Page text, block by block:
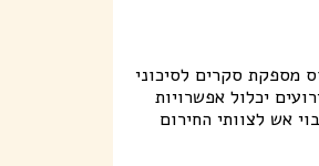
מספקת סקרים לסיכוני
יכלול אפשרויות
אש לצוותי החירום